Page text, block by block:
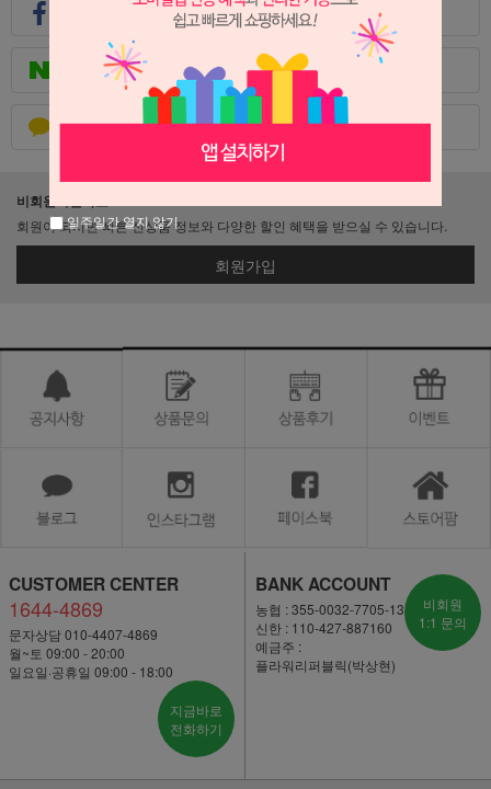
페이스북으로 로그인
네이버로 로그인
카카오톡으로 로그인
비회원이신가요?
회원이 되시면 빠른 신상품 정보와 다양한 할인 혜택을 받으실 수 있습니다.
회원가입
CUSTOMER CENTER
1644-4869
문자상담 010-4407-4869
월~토 09:00 - 20:00
일요일·공휴일 09:00 - 18:00
지금바로
전화하기
BANK ACCOUNT
농협 : 355-0032-7705-13
신한 : 110-427-887160
예금주 :
플라워리퍼블릭(박상현)
비회원
1:1 문의
일주일간 열지 않기